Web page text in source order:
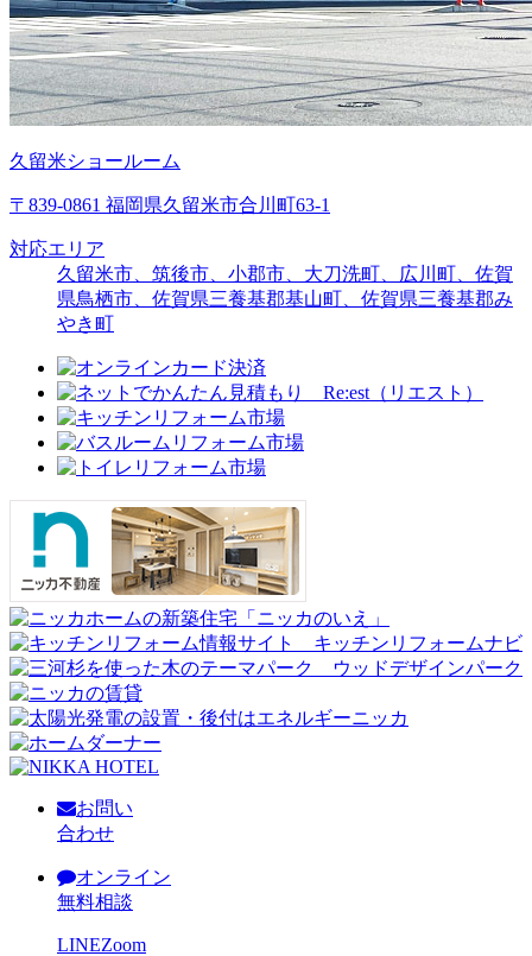
久留米ショールーム
〒839-0861 福岡県久留米市合川町63-1
対応エリア
久留米市、筑後市、小郡市、大刀洗町、広川町、佐賀
県鳥栖市、佐賀県三養基郡基山町、佐賀県三養基郡み
やき町
お問い
合わせ
オンライン
無料相談
LINEZoom